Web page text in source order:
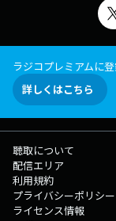
ラジコプレミアムに
詳しくはこちら
聴取について
配信エリア
利用規約
プライバシーポリシー
ライセンス情報